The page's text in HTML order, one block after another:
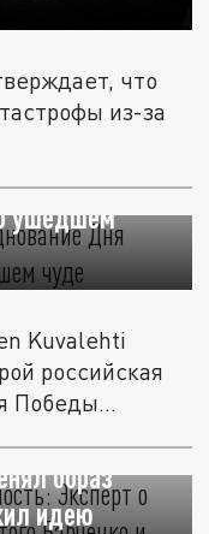
что
из-за
Дня
ушедшем
Kuvalehti
российская
Победы...
образ
идею